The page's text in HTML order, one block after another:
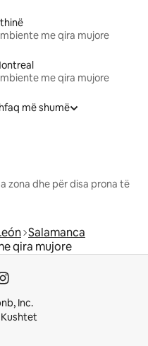
me qira mujore
me qira mujore
më shumë
zona dhe për disa prona të
Salamanca
qira mujore
Inc.
Kushtet